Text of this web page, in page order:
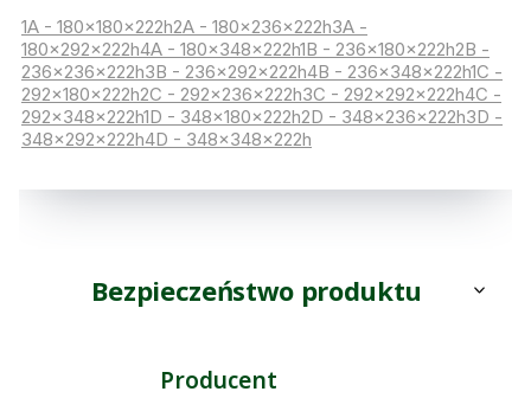
1A - 180x180x222h2A - 180x236x222h3A -
180x292x222h4A - 180x348x222h1B - 236x180x222h2B -
236x236x222h3B - 236x292x222h4B - 236x348x222h1C -
292x180x222h2C - 292x236x222h3C - 292x292x222h4C -
292x348x222h1D - 348x180x222h2D - 348x236x222h3D -
348x292x222h4D - 348x348x222h
Bezpieczeństwo produktu
Producent